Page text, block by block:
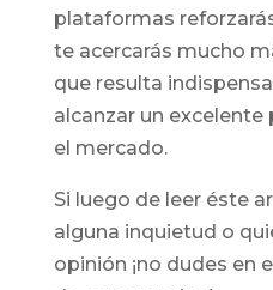
plataformas
te acercarás mucho
que resulta
alcanzar un
el mercado.
Si luego de leer éste
alguna inquietud o
opinión ¡no dudes en